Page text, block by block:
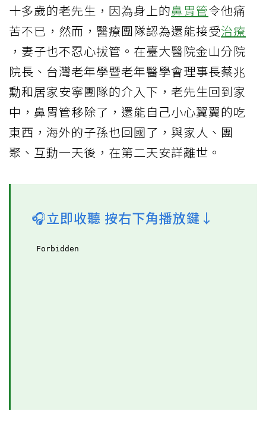
十多歲的老先生，因為身上的鼻胃管令他痛
苦不已，然而，醫療團隊認為還能接受治療
，妻子也不忍心拔管。在臺大醫院金山分院
院長、台灣老年學暨老年醫學會理事長蔡兆
勳和居家安寧團隊的介入下，老先生回到家
中，鼻胃管移除了，還能自己小心翼翼的吃
東西，海外的子孫也回國了，與家人、團
聚、互動一天後，在第二天安詳離世。
🎧立即收聽 按右下角播放鍵↓